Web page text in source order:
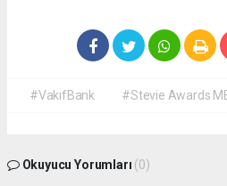
#VakıfBank #Stevie Awards
Okuyucu Yorumları (0)